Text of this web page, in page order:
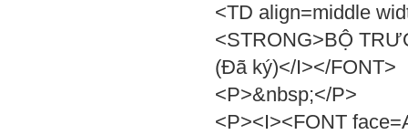
<TD align=middle
<STRONG>BỘ
(Đã ký)</I></FONT>
<P>&nbsp;</P>
<P><I><FONT